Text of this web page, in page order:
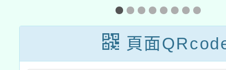
樂營」招生海報
1份
及
頁面